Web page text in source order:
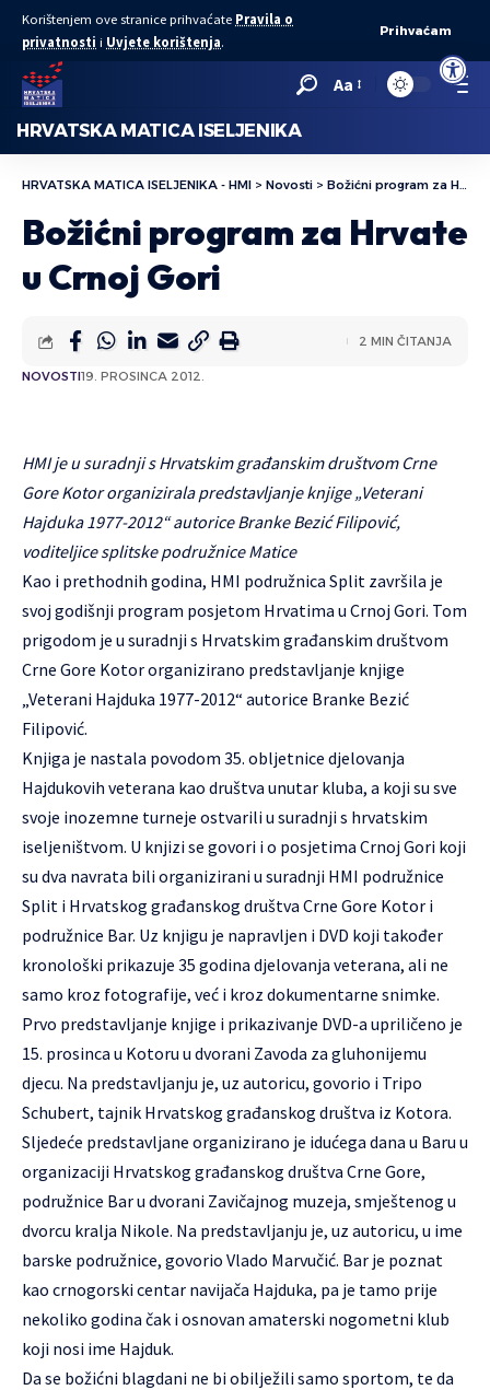
Open
Korištenjem ove stranice prihvaćate Pravila o
privatnosti i Uvjete korištenja.
Prihvaćam
Aa
HRVATSKA MATICA ISELJENIKA
HRVATSKA MATICA ISELJENIKA - HMI > Novosti > Božićni program za Hrvate u Crnoj Gori
Božićni program za Hrvate
u Crnoj Gori
NOVOSTI19. PROSINCA 2012.
2 MIN ČITANJA
HMI je u suradnji s Hrvatskim građanskim društvom Crne
Gore Kotor organizirala predstavljanje knjige „Veterani
Hajduka 1977-2012“ autorice Branke Bezić Filipović,
voditeljice splitske podružnice Matice
Kao i prethodnih godina, HMI podružnica Split završila je
svoj godišnji program posjetom Hrvatima u Crnoj Gori. Tom
prigodom je u suradnji s Hrvatskim građanskim društvom
Crne Gore Kotor organizirano predstavljanje knjige
„Veterani Hajduka 1977-2012“ autorice Branke Bezić
Filipović.
Knjiga je nastala povodom 35. obljetnice djelovanja
Hajdukovih veterana kao društva unutar kluba, a koji su sve
svoje inozemne turneje ostvarili u suradnji s hrvatskim
iseljeništvom. U knjizi se govori i o posjetima Crnoj Gori koji
su dva navrata bili organizirani u suradnji HMI podružnice
Split i Hrvatskog građanskog društva Crne Gore Kotor i
podružnice Bar. Uz knjigu je napravljen i DVD koji također
kronološki prikazuje 35 godina djelovanja veterana, ali ne
samo kroz fotografije, već i kroz dokumentarne snimke.
Prvo predstavljanje knjige i prikazivanje DVD-a upriličeno je
15. prosinca u Kotoru u dvorani Zavoda za gluhonijemu
djecu. Na predstavljanju je, uz autoricu, govorio i Tripo
Schubert, tajnik Hrvatskog građanskog društva iz Kotora.
Sljedeće predstavljane organizirano je idućega dana u Baru u
organizaciji Hrvatskog građanskog društva Crne Gore,
podružnice Bar u dvorani Zavičajnog muzeja, smještenog u
dvorcu kralja Nikole. Na predstavljanju je, uz autoricu, u ime
barske podružnice, govorio Vlado Marvučić. Bar je poznat
kao crnogorski centar navijača Hajduka, pa je tamo prije
nekoliko godina čak i osnovan amaterski nogometni klub
koji nosi ime Hajduk.
Da se božićni blagdani ne bi obilježili samo sportom, te da